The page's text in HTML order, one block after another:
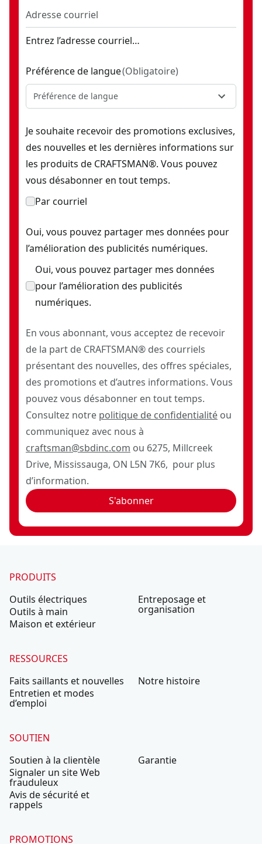
Entrez l’adresse courriel…
Préférence de langue(Obligatoire)
Préférence de langue
Je souhaite recevoir des promotions exclusives,
des nouvelles et les dernières informations sur
les produits de CRAFTSMAN®. Vous pouvez
vous désabonner en tout temps.
Par courriel
Oui, vous pouvez partager mes données pour
l’amélioration des publicités numériques.
Oui, vous pouvez partager mes données
pour l’amélioration des publicités
numériques.
En vous abonnant, vous acceptez de recevoir
de la part de CRAFTSMAN® des courriels
présentant des nouvelles, des offres spéciales,
des promotions et d’autres informations. Vous
pouvez vous désabonner en tout temps.
Consultez notre politique de confidentialité ou
communiquez avec nous à
craftsman@sbdinc.com ou 6275, Millcreek
Drive, Mississauga, ON L5N 7K6, pour plus
d’information.
S'abonner
PRODUITS
Outils électriques
Outils à main
Maison et extérieur
Entreposage et
organisation
RESSOURCES
Faits saillants et nouvelles
Entretien et modes
d’emploi
Notre histoire
SOUTIEN
Soutien à la clientèle
Signaler un site Web
frauduleux
Avis de sécurité et
rappels
Garantie
PROMOTIONS